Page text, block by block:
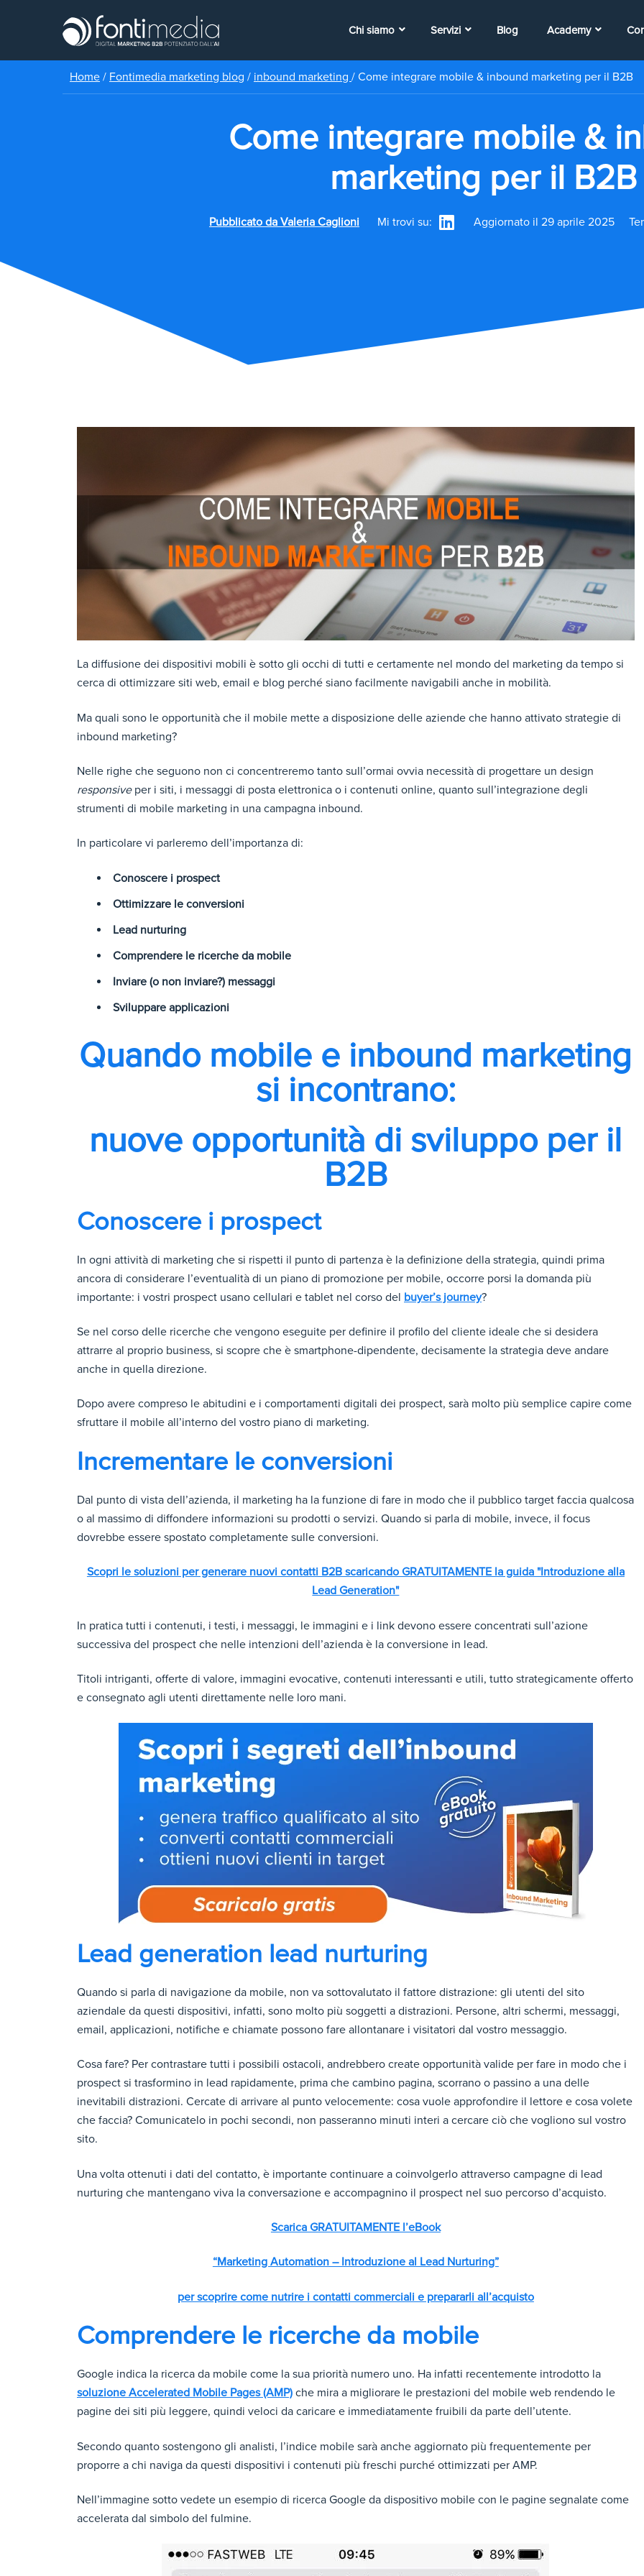
Chi siamo Servizi Blog Academy
Home / Fontimedia marketing blog / inbound marketing / Come integrare mobile & inbound marketing per il B2B
Come integrare mobile &
marketing per il B2B
Pubblicato da Valeria Caglioni Mi trovi su: Aggiornato il 29 aprile 2025
La diffusione dei dispositivi mobili è sotto gli occhi di tutti e certamente nel mondo del marketing da tempo si
cerca di ottimizzare siti web, email e blog perché siano facilmente navigabili anche in mobilità.
Ma quali sono le opportunità che il mobile mette a disposizione delle aziende che hanno attivato strategie di
inbound marketing?
Nelle righe che seguono non ci concentreremo tanto sull’ormai ovvia necessità di progettare un design
responsiveper i siti, i messaggi di posta elettronica o i contenuti online, quanto sull’integrazione degli
strumenti di mobile marketing in una campagna inbound.
In particolare vi parleremo dell’importanza di:
Conoscere i prospect
Ottimizzare le conversioni
Lead nurturing
Comprendere le ricerche da mobile
Inviare (o non inviare?) messaggi
Sviluppare applicazioni
Quando mobile e inbound marketing
si incontrano:
nuove opportunità di sviluppo per il
B2B
Conoscere i prospect
In ogni attività di marketing che si rispetti il punto di partenza è la definizione della strategia, quindi prima
ancora di considerare l’eventualità di un piano di promozione per mobile, occorre porsi la domanda più
importante: i vostri prospect usano cellulari e tablet nel corso del buyer’s journey?
Se nel corso delle ricerche che vengono eseguite per definire il profilo del cliente ideale che si desidera
attrarre al proprio business, si scopre che è smartphone-dipendente, decisamente la strategia deve andare
anche in quella direzione.
Dopo avere compreso le abitudini e i comportamenti digitali dei prospect, sarà molto più semplice capire come
sfruttare il mobile all’interno del vostro piano di marketing.
Incrementare le conversioni
Dal punto di vista dell’azienda, il marketing ha la funzione di fare in modo che il pubblico target faccia qualcosa
o al massimo di diffondere informazioni su prodotti o servizi. Quando si parla di mobile, invece, il focus
dovrebbe essere spostato completamente sulle conversioni.
Scopri le soluzioni per generare nuovi contatti B2B scaricando GRATUITAMENTE la guida "Introduzione alla
Lead Generation"
In pratica tutti i contenuti, i testi, i messaggi, le immagini e i link devono essere concentrati sull’azione
successiva del prospect che nelle intenzioni dell’azienda è la conversione in lead.
Titoli intriganti, offerte di valore, immagini evocative, contenuti interessanti e utili, tutto strategicamente offerto
e consegnato agli utenti direttamente nelle loro mani.
Lead generation lead nurturing
Quando si parla di navigazione da mobile, non va sottovalutato il fattore distrazione: gli utenti del sito
aziendale da questi dispositivi, infatti, sono molto più soggetti a distrazioni. Persone, altri schermi, messaggi,
email, applicazioni, notifiche e chiamate possono fare allontanare i visitatori dal vostro messaggio.
Cosa fare? Per contrastare tutti i possibili ostacoli, andrebbero create opportunità valide per fare in modo che i
prospect si trasformino in lead rapidamente, prima che cambino pagina, scorrano o passino a una delle
inevitabili distrazioni. Cercate di arrivare al punto velocemente: cosa vuole approfondire il lettore e cosa volete
che faccia? Comunicatelo in pochi secondi, non passeranno minuti interi a cercare ciò che vogliono sul vostro
sito.
Una volta ottenuti i dati del contatto, è importante continuare a coinvolgerlo attraverso campagne di lead
nurturing che mantengano viva la conversazione e accompagnino il prospect nel suo percorso d’acquisto.
Scarica GRATUITAMENTE l’eBook
“Marketing Automation – Introduzione al Lead Nurturing”
per scoprire come nutrire i contatti commerciali e prepararli all’acquisto
Comprendere le ricerche da mobile
Google indica la ricerca da mobile come la sua priorità numero uno. Ha infatti recentemente introdotto la
soluzione Accelerated Mobile Pages (AMP) che mira a migliorare le prestazioni del mobile web rendendo le
pagine dei siti più leggere, quindi veloci da caricare e immediatamente fruibili da parte dell’utente.
Secondo quanto sostengono gli analisti, l’indice mobile sarà anche aggiornato più frequentemente per
proporre a chi naviga da questi dispositivi i contenuti più freschi purché ottimizzati per AMP.
Nell’immagine sotto vedete un esempio di ricerca Google da dispositivo mobile con le pagine segnalate come
accelerata dal simbolo del fulmine.